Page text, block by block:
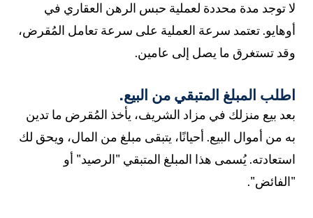
لا توجد مدة محددة لعملية حبس الرهن العقاري في
أوهايو. تعتمد سرعة العملية على سرعة تعامل المُقرض،
وقد تستغرق ما يصل إلى عامين.
اطلب المبلغ المتبقي من البيع.
بعد بيع منزلك في مزاد الشريف، يأخذ المُقرض ما تدين
به من أموال البيع. أحيانًا، يتبقى مبلغ من المال، ويحق لك
استعادته. يُسمى هذا المبلغ المتبقي "الرصيد" أو
"الفائض".